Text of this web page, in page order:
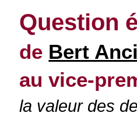
Question
de Bert
au vice-
la valeur des